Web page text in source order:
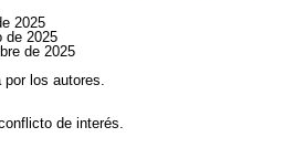
2025
de 2025
de 2025
por los autores.
de interés.